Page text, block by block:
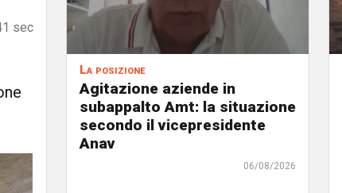
sec
La posizione
Agitazione aziende in
subappalto Amt: la situazione
secondo il vicepresidente
Anav
06/08/2026